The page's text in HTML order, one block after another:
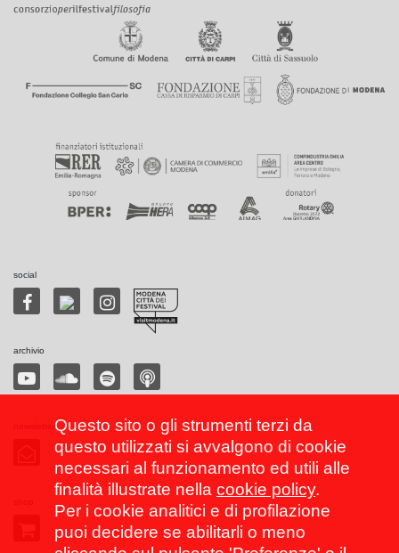
social
archivio
Questo sito o gli strumenti terzi da
questo utilizzati si avvalgono di cookie
necessari al funzionamento ed utili alle
finalità illustrate nella cookie policy.
Per i cookie analitici e di profilazione
puoi decidere se abilitarli o meno